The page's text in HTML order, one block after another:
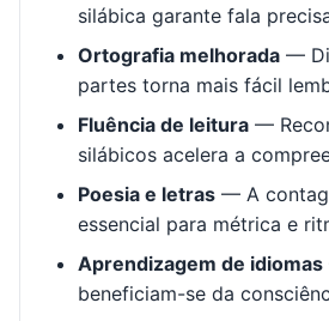
silábica garante fala
Ortografia melhorada —
partes torna mais fácil
Fluência de leitura —
silábicos acelera a
Poesia e letras — A
essencial para métrica e
Aprendizagem de idiomas
beneficiam-se da